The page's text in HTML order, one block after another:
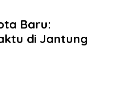
Baru:
di Jantung